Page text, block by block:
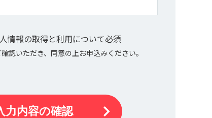
情報の取得と利用について必須
認いただき、同意の上お申込みください。
力内容の確認